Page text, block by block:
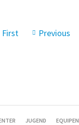
First Previous
JUGEND EQUIPEN